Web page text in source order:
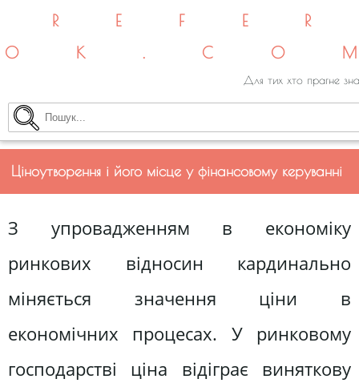
Для тих хто прагне
Ціноутворення і його місце у фінансовому керуванні
З упровадженням в економіку
ринкових відносин кардинально
міняється значення ціни в
економічних процесах. У ринковому
господарстві ціна відіграє виняткову